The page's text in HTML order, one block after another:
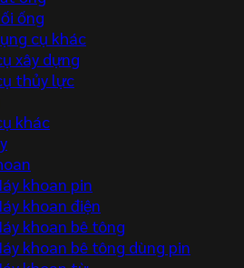
ống
cụ khác
xây dựng
thủy lực
khác
khoan pin
khoan điện
khoan bê tông
khoan bê tông dùng pin